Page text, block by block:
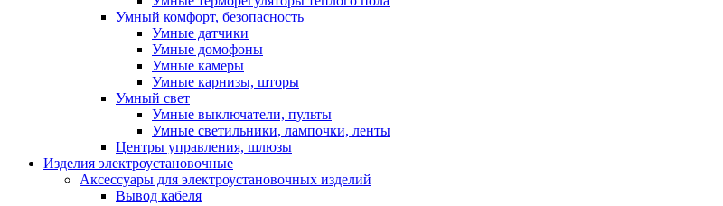
Умный комфорт, безопасность
Умные датчики
Умные домофоны
Умные камеры
Умные карнизы, шторы
Умный свет
Умные выключатели, пульты
Умные светильники, лампочки, ленты
Центры управления, шлюзы
Изделия электроустановочные
Аксессуары для электроустановочных изделий
Вывод кабеля